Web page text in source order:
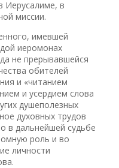
Иерусалиме, в
миссии.
имевшей
иеромонах
не прерывавшейся
обителей
и «читанием
и усердием слова
душеполезных
духовных трудов
в дальнейшей судьбе
роль и во
личности